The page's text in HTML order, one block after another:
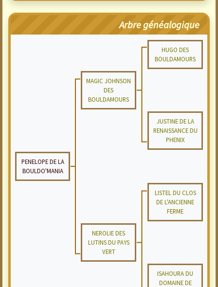
Arbre généalogique
HUGO DES
BOULDAMOURS
MAGIC JOHNSON
DES
BOULDAMOURS
JUSTINE DE LA
RENAISSANCE DU
PHENIX
PENELOPE DE LA
BOULDO'MANIA
LISTEL DU CLOS
DE L'ANCIENNE
FERME
NEROLIE DES
LUTINS DU PAYS
VERT
ISAHOURA DU
DOMAINE DE